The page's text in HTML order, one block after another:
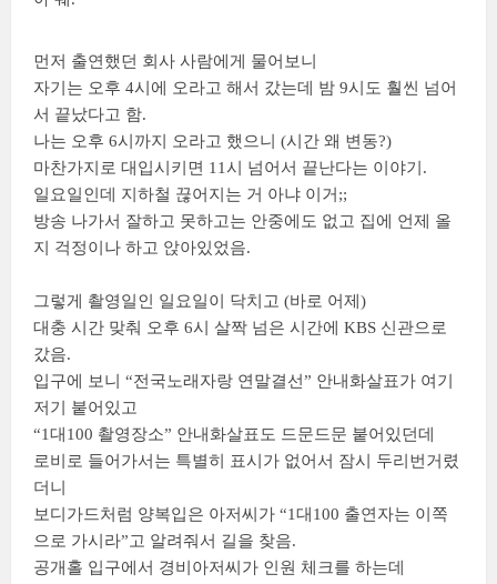
먼저 출연했던 회사 사람에게 물어보니
자기는 오후 4시에 오라고 해서 갔는데 밤 9시도 훨씬 넘어
서 끝났다고 함.
나는 오후 6시까지 오라고 했으니 (시간 왜 변동?)
마찬가지로 대입시키면 11시 넘어서 끝난다는 이야기.
일요일인데 지하철 끊어지는 거 아냐 이거;;
방송 나가서 잘하고 못하고는 안중에도 없고 집에 언제 올
지 걱정이나 하고 앉아있었음.
그렇게 촬영일인 일요일이 닥치고 (바로 어제)
대충 시간 맞춰 오후 6시 살짝 넘은 시간에 KBS 신관으로
갔음.
입구에 보니 “전국노래자랑 연말결선” 안내화살표가 여기
저기 붙어있고
“1대100 촬영장소” 안내화살표도 드문드문 붙어있던데
로비로 들어가서는 특별히 표시가 없어서 잠시 두리번거렸
더니
보디가드처럼 양복입은 아저씨가 “1대100 출연자는 이쪽
으로 가시라”고 알려줘서 길을 찾음.
공개홀 입구에서 경비아저씨가 인원 체크를 하는데